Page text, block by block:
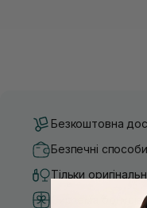
Безкоштовна
Безпечні
Тільки
Система бонусів